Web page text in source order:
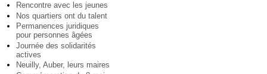
Rencontre avec les jeunes
Nos quartiers ont du talent
Permanences juridiques
pour personnes âgées
Journée des solidarités
actives
Neuilly, Auber, leurs maires